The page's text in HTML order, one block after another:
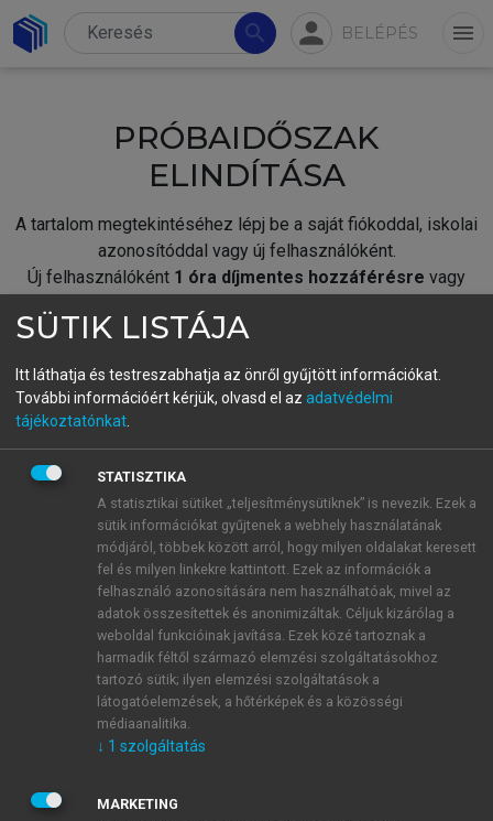
search person BELÉPÉS menu
PRÓBAIDŐSZAK
ELINDÍTÁSA
A tartalom megtekintéséhez lépj be a saját fiókoddal, iskolai
azonosítóddal vagy új felhasználóként.
Új felhasználóként 1 óra díjmentes hozzáférésre vagy
fiókoddal,vagy hozz létre új fiókot.
A regisztráció után apróbaidőszakautomatikusan
BELÉPÉS SAJÁT FIÓKKAL
ÚJ FIÓK LÉTREHOZÁSA
1 óra díjmentes hozzáférés
E-MAIL-CÍM
JELSZÓ
SÜTIK LISTÁJA
Itt láthatja és testreszabhatja az önről gyűjtött információkat.
További információért kérjük, olvasd el az adatvédelmi
tájékoztatónkat
STATISZTIKA
A statisztikai sütiket „teljesítménysütiknek” is nevezik. Ezek a
sütik információkat gyűjtenek a webhely használatának
módjáról, többek között arról, hogy milyen oldalakat keresett
fel és milyen linkekre kattintott. Ezek az információk a
felhasználó azonosítására nem használhatóak, mivel az
adatok összesítettek és anonimizáltak. Céljuk kizárólag a
weboldal funkcióinak javítása. Ezek közé tartoznak a
harmadik féltől származó elemzési szolgáltatásokhoz
tartozó sütik; ilyen elemzési szolgáltatások a
látogatóelemzések, a hőtérképek és a közösségi
médiaanalitika.
↓ 1 szolgáltatás
MARKETING